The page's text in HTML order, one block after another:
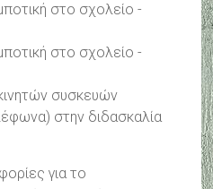
στο σχολείο -
στο σχολείο -
συσκευών
στην διδασκαλία
για το